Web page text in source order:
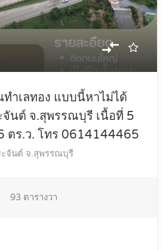
ำเลทอง แบบนี้หาไม่ได้
จันต์ จ.สุพรรณบุรี เนื้อที่ 5
ตร.ว. โทร 0614144465
ะจันต์ จ.สุพรรณบุรี
93 ตารางวา